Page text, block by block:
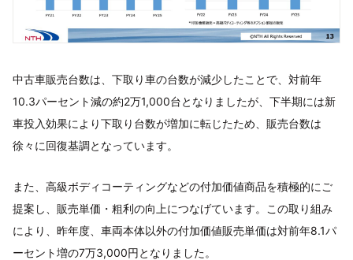
中古車販売台数は、下取り車の台数が減少したことで、対前年
10.3パーセント減の約2万1,000台となりましたが、下半期には新
車投入効果により下取り台数が増加に転じたため、販売台数は
徐々に回復基調となっています。
また、高級ボディコーティングなどの付加価値商品を積極的にご
提案し、販売単価・粗利の向上につなげています。この取り組み
により、昨年度、車両本体以外の付加価値販売単価は対前年8.1パ
ーセント増の7万3,000円となりました。